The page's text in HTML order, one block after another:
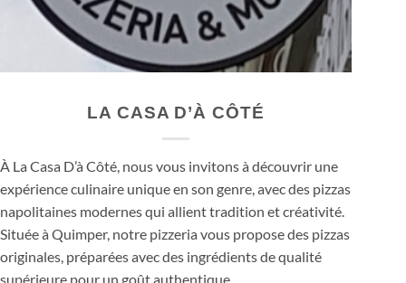
LA CASA D’À CÔTÉ
À La Casa D’à Côté, nous vous invitons à découvrir une
expérience culinaire unique en son genre, avec des pizzas
napolitaines modernes qui allient tradition et créativité.
Située à Quimper, notre pizzeria vous propose des pizzas
originales, préparées avec des ingrédients de qualité
supérieure pour un goût authentique.